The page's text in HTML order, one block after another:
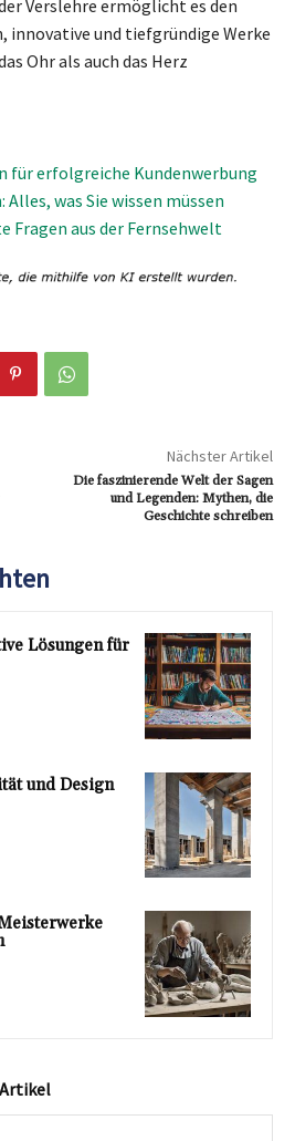
Verslehre ermöglicht es den
innovative und tiefgründige Werke
Ohr als auch das Herz
für erfolgreiche Kundenwerbung
Alles, was Sie wissen müssen
Fragen aus der Fernsehwelt
Nächster Artikel
Die faszinierende Welt der Sagen
und Legenden: Mythen, die
Geschichte schreiben
Lösungen für
und Design